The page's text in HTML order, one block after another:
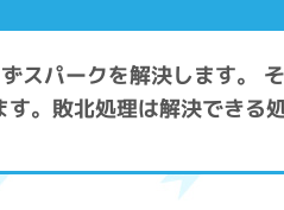
スパークを解決します。
す。敗北処理は解決できる